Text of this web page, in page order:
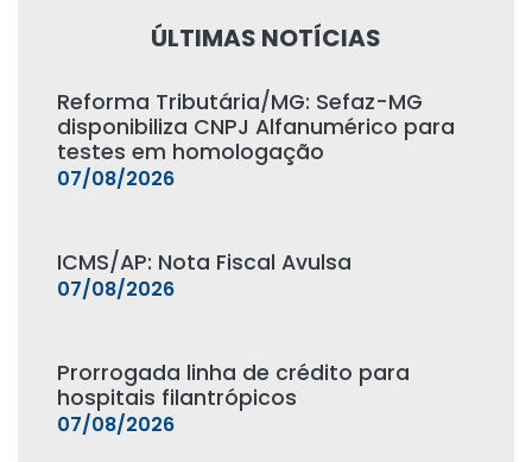
ÚLTIMAS NOTÍCIAS
Reforma Tributária/MG: Sefaz-MG
disponibiliza CNPJ Alfanumérico para
testes em homologação
07/08/2026
ICMS/AP: Nota Fiscal Avulsa
07/08/2026
Prorrogada linha de crédito para
hospitais filantrópicos
07/08/2026